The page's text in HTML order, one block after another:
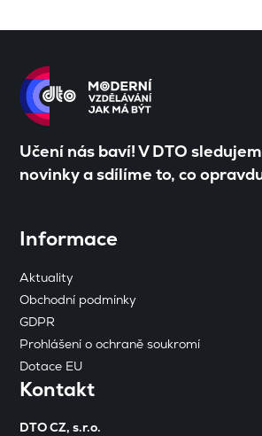
Učení nás baví! V DTO
novinky a sdílíme to, co
Informace
Aktuality
Obchodní podmínky
GDPR
Prohlášení o ochraně soukromí
Dotace EU
Kontakt
DTO CZ, s.r.o.